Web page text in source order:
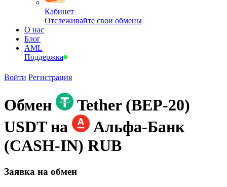
Кабинет
Отслеживайте свои обмены
О нас
Блог
AML
Поддержка
Войти Регистрация
Обмен
Tether (BEP-20)
USDT на
Альфа-Банк
(CASH-IN) RUB
Заявка на обмен